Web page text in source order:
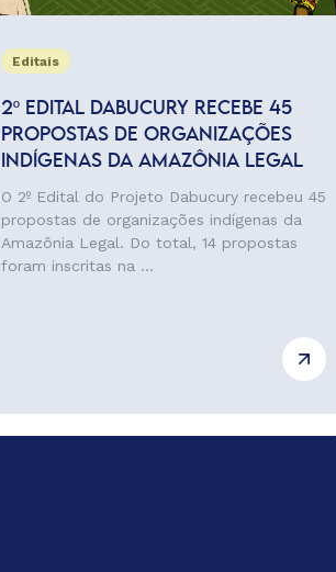
Editais
2º EDITAL DABUCURY RECEBE 45
PROPOSTAS DE ORGANIZAÇÕES
INDÍGENAS DA AMAZÔNIA LEGAL
O 2º Edital do Projeto Dabucury recebeu 45
propostas de organizações indígenas da
Amazônia Legal. Do total, 14 propostas
foram inscritas na ...